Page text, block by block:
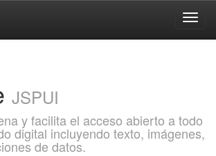
JSPUI
y facilita el acceso abierto a todo
digital incluyendo texto, imágenes,
de datos.